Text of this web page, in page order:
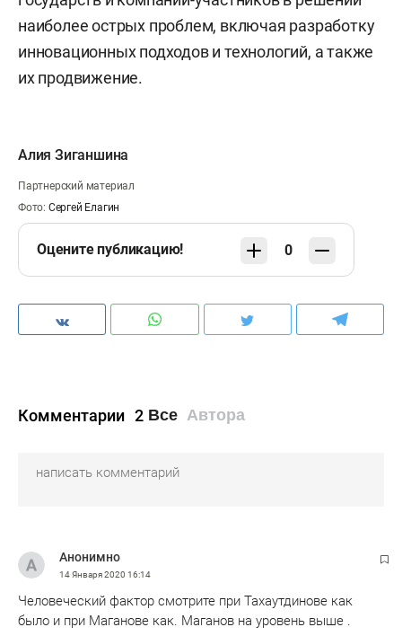
наиболее острых проблем, включая разработку
инновационных подходов и технологий, а также
их продвижение.
Алия Зиганшина
Партнерский материал
Фото: Сергей Елагин
Оцените публикацию! 0
Комментарии 2 Все Автора
Анонимно
14 Января 2020 16:14
Человеческий фактор смотрите при Тахаутдинове как
было и при Маганове как. Маганов на уровень выше .